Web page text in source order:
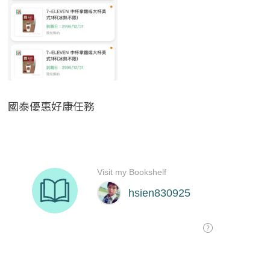
國泰優惠好康任務